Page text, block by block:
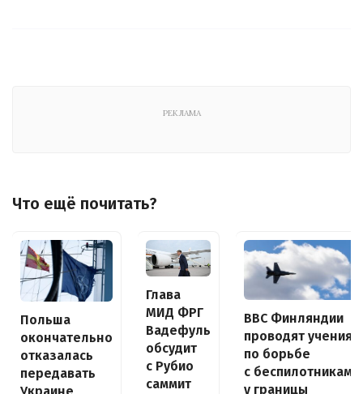
РЕКЛАМА
Что ещё почитать?
Польша
окончательно
отказалась
передавать
Украине
Глава
МИД ФРГ
Вадефуль
обсудит
с Рубио
саммит
ВВС Финляндии
проводят учения
по борьбе
с беспилотниками
у границы